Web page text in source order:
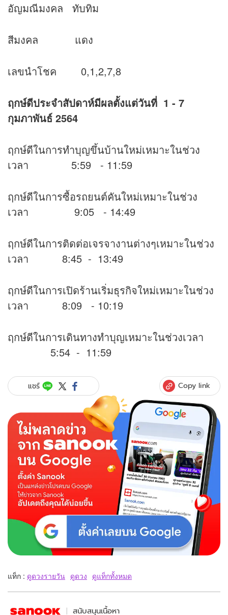
อัญมณีมงคล ทับทิม
สีมงคล แดง
เลขนำโชค 0,1,2,7,8
ฤกษ์ดีประจำสัปดาห์มีผลตั้งแต่วันที่ 1 - 7
กุมภาพันธ์ 2564
ฤกษ์ดีในการทำบุญขึ้นบ้านใหม่เหมาะในช่วง
เวลา 5:59 - 11:59
ฤกษ์ดีในการซื้อรถยนต์คันใหม่เหมาะในช่วง
เวลา 9:05 - 14:49
ฤกษ์ดีในการติดต่อเจรจางานต่างๆเหมาะในช่วง
เวลา 8:45 - 13:49
ฤกษ์ดีในการเปิดร้านเริ่มธุรกิจใหม่เหมาะในช่วง
เวลา 8:09 - 10:19
ฤกษ์ดีในการเดินทางทำบุญเหมาะในช่วงเวลา
5:54 - 11:59
แชร์ Copy link
แท็ก : ดูดวงรายวัน ดูดวง ดูแท็กทั้งหมด
สนับสนุนเนื้อหา